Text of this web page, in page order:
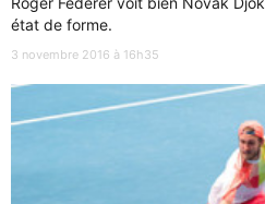
état de forme.
3 novembre 2016 à 16h35